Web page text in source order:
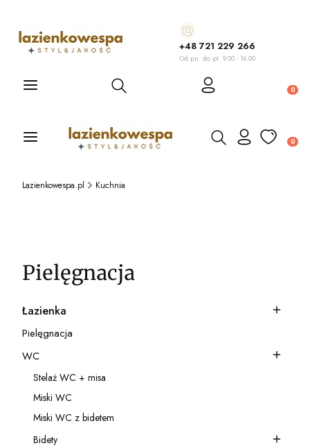
+48 721 229 266
Od pn. do pt. 9.00 - 16.00
Otwórz wyszukiwarkę
Otwórz wyszukiwarkę
Lazienkowespa.pl Kuchnia
Pielęgnacja
Kategoria - Łazienka
Łazienka
Kategoria - Pielęgnacja
Pielęgnacja
Kategoria - WC
WC
Kategoria - Stelaż WC + misa
Stelaż WC + misa
Kategoria - Miski WC
Miski WC
Kategoria - Miski WC z bidetem
Miski WC z bidetem
Bidety